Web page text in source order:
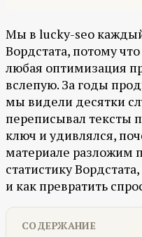
Мы в lucky-seo
Вордстата, потому
любая оптимизация
вслепую. За годы
мы видели десятки
переписывал тексты
ключ и удивлялся,
материале разложим
статистику
и как превратить
СОДЕРЖАНИЕ